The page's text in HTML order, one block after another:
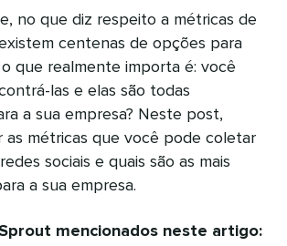
no que diz respeito a métricas de
centenas de opções para
o que realmente importa é: você
las e elas são todas
a sua empresa? Neste post,
as métricas que você pode coletar
sociais e quais são as mais
a sua empresa.
mencionados neste artigo: